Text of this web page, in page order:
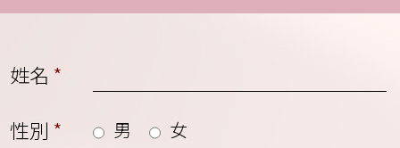
姓名 *
性別 * 男 女